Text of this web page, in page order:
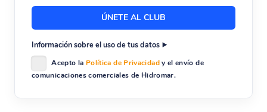
Información sobre el uso de tus datos
Acepto la Política de Privacidady el envío de
comunicaciones comerciales de Hidromar.